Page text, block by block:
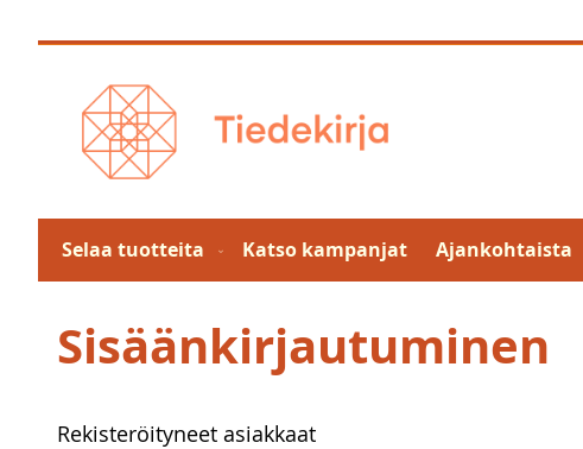
to
Selaa tuotteita Katso kampanjat Ajankohtaista
Sisäänkirjautuminen
Rekisteröityneet asiakkaat